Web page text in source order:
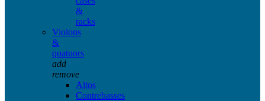
&
racks
Violons
&
quatuors
add
remove
Altos
Contrebasses